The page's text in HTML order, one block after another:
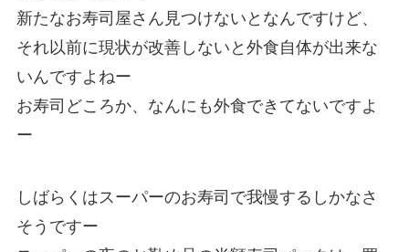
新たなお寿司屋さん見つけないとなんですけど、
それ以前に現状が改善しないと外食自体が出来な
いんですよねー
お寿司どころか、なんにも外食できてないですよ
ー
しばらくはスーパーのお寿司で我慢するしかなさ
そうですー